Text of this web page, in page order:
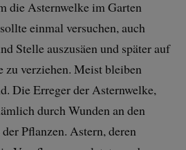
die Asternwelke im Garten
einmal versuchen, auch
Stelle auszusäen und später auf
zu verziehen. Meist bleiben
Die Erreger der Asternwelke,
durch Wunden an den
Pflanzen. Astern, deren